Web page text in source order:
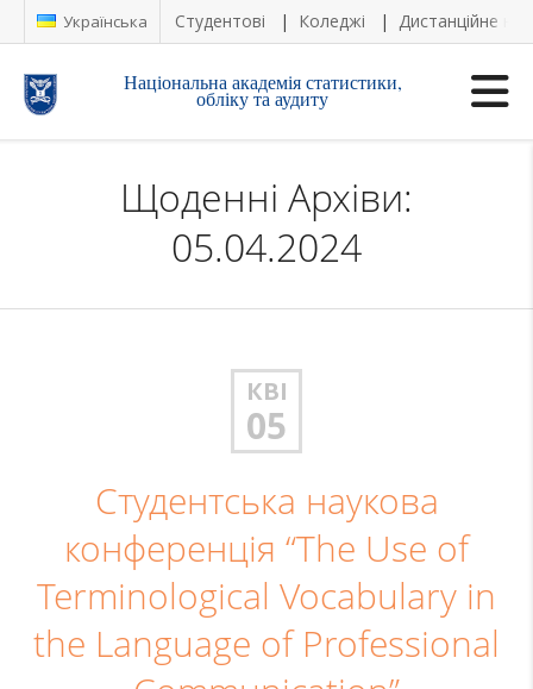
Українська Студентові Коледжі Дистанційне
Національна академія статистики,
обліку та аудиту
Щоденні Архіви:
05.04.2024
КВІ
05
Студентська наукова
конференція “The Use of
Terminological Vocabulary in
the Language of Professional